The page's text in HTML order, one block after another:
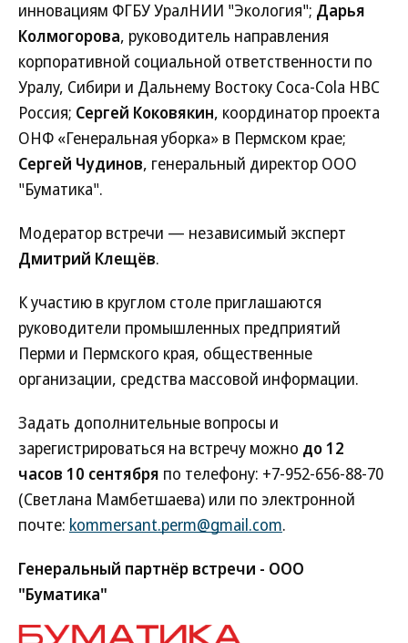
инновациям ФГБУ УралНИИ "Экология"; Дарья
Колмогорова, руководитель направления
корпоративной социальной ответственности по
Уралу, Сибири и Дальнему Востоку Coca-Cola HBC
Россия; Сергей Коковякин, координатор проекта
ОНФ «Генеральная уборка» в Пермском крае;
Сергей Чудинов, генеральный директор ООО
"Буматика".
Модератор встречи — независимый эксперт
Дмитрий Клещёв.
К участию в круглом столе приглашаются
руководители промышленных предприятий
Перми и Пермского края, общественные
организации, средства массовой информации.
Задать дополнительные вопросы и
зарегистрироваться на встречу можно до 12
часов 10 сентября по телефону: +7-952-656-88-70
(Светлана Мамбетшаева) или по электронной
почте: kommersant.perm@gmail.com.
Генеральный партнёр встречи - ООО
"Буматика"